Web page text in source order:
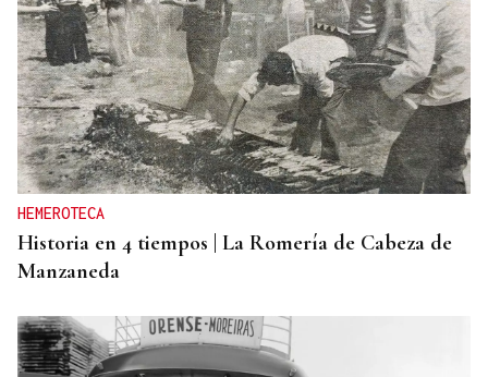
HEMEROTECA
Historia en 4 tiempos | La Romería de Cabeza de
Manzaneda